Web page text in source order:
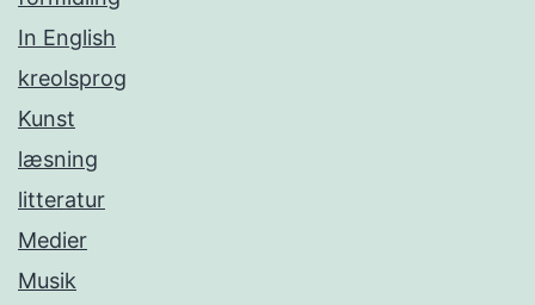
In English
kreolsprog
Kunst
læsning
litteratur
Medier
Musik